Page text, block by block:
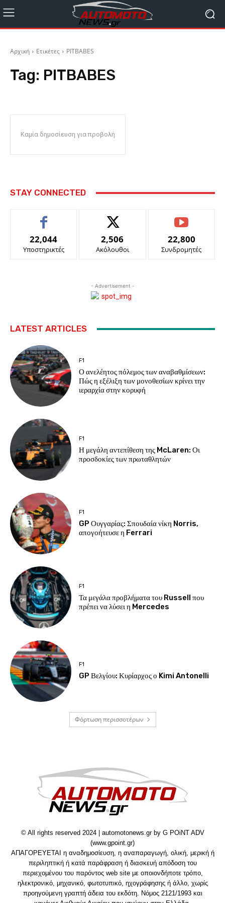
Αρχική Ετικέτες PITBABES
Tag: PITBABES
Καμία δημοσίευση για προβολή
STAY CONNECTED
22,044
Υποστηρικτές
2,506
Ακόλουθοι
22,800
Συνδρομητές
- Advertisement -
LATEST ARTICLES
F1
Ο ανελέητος πόλεμος των αναβαθμίσεων:
Πώς η εξέλιξη των μονοθεσίων κρίνει την
ιεραρχία στην κορυφή
F1
Η μεγάλη αντεπίθεση της McLaren: Οι
προσδοκίες των πρωταθλητών
F1
GP Ουγγαρίας: Σπουδαία νίκη Norris,
απογοήτευσε η Ferrari
F1
Τα μεγάλα προβλήματα του Russell που
πρέπει να λύσει η Mercedes
F1
GP Βελγίου: Κυρίαρχος ο Kimi Antonelli
Φόρτωση περισσοτέρων
© All rights reserved 2024 | automotonews.gr by G POiNT ADV
(www.gpoint.gr)
ΑΠΑΓΟΡΕΥΕΤΑΙ η αναδημοσίευση, η αναπαραγωγή, ολική, μερική ή
περιληπτική ή κατά παράφραση ή διασκευή απόδοση του
περιεχομένου του παρόντος web site με οποιονδήποτε τρόπο,
ηλεκτρονικό, μηχανικό, φωτοτυπικό, ηχογράφησης ή άλλο, χωρίς
προηγούμενη γραπτή άδεια του εκδότη. Νόμος 2121/1993 και